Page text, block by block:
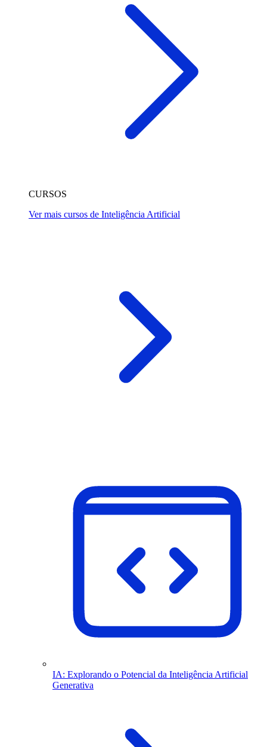
CURSOS
Ver mais cursos de Inteligência Artificial
IA: Explorando o Potencial da Inteligência Artificial
Generativa